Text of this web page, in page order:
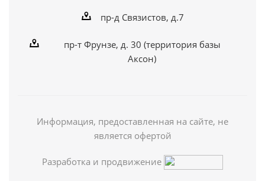
пр-д Связистов, д.7
пр-т Фрунзе, д. 30 (территория базы
Аксон)
Информация, предоставленная на сайте, не
является офертой
Разработка и продвижение